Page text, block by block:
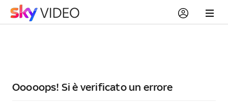
Ooooops! Si è verificato un errore